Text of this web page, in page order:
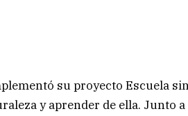
su proyecto Escuela
y aprender de ella. Junto a